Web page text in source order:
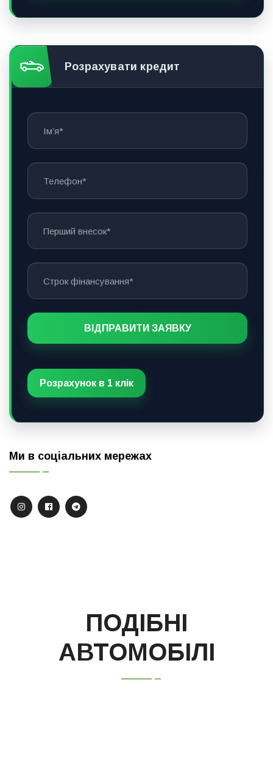
Розрахувати кредит
Розрахунок в 1 клік
Ми в соціальних мережах
ПОДІБНІ
АВТОМОБІЛІ